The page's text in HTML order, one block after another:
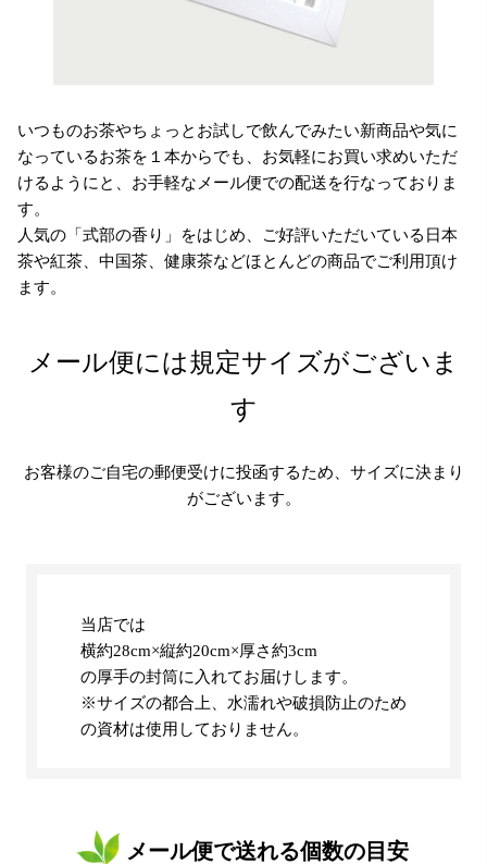
いつものお茶やちょっとお試しで飲んでみたい新商品や気に
なっているお茶を１本からでも、お気軽にお買い求めいただ
けるようにと、お手軽なメール便での配送を行なっておりま
す。
人気の「式部の香り」をはじめ、ご好評いただいている日本
茶や紅茶、中国茶、健康茶などほとんどの商品でご利用頂け
ます。
メール便には規定サイズがございま
す
お客様のご自宅の郵便受けに投函するため、サイズに決まり
がございます。
当店では
横約28cm×縦約20cm×厚さ約3cm
の厚手の封筒に入れてお届けします。
※サイズの都合上、水濡れや破損防止のため
の資材は使用しておりません。
メール便で送れる個数の目安